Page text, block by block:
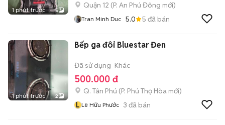
1 phút trước 5
Quận 12 (P. An Phú Đông mới)
Tran Minh Duc 5.0 5 đã bán
1 phút trước 2
Bếp ga đôi Bluestar Đen
Đã sử dụng Khác
500.000 đ
Q. Tân Phú (P. Phú Thọ Hòa mới)
L Lê Hữu Phước 3 đã bán